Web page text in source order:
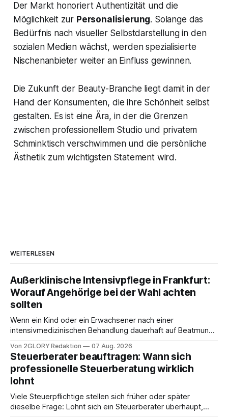
Der Markt honoriert Authentizität und die
Möglichkeit zur Personalisierung. Solange das
Bedürfnis nach visueller Selbstdarstellung in den
sozialen Medien wächst, werden spezialisierte
Nischenanbieter weiter an Einfluss gewinnen.
Die Zukunft der Beauty-Branche liegt damit in der
Hand der Konsumenten, die ihre Schönheit selbst
gestalten. Es ist eine Ära, in der die Grenzen
zwischen professionellem Studio und privatem
Schminktisch verschwimmen und die persönliche
Ästhetik zum wichtigsten Statement wird.
WEITERLESEN
Außerklinische Intensivpflege in Frankfurt:
Worauf Angehörige bei der Wahl achten
sollten
Wenn ein Kind oder ein Erwachsener nach einer
intensivmedizinischen Behandlung dauerhaft auf Beatmung
angewiesen ist, stellt sich für Familien eine schwierige
Frage: Muss die Versorgung dauerhaft in der Klinik bleiben –
oder ist ein Leben zu Hause möglich? Die außerklinische
Intensivpflege bietet genau diese Alternative: Sie
Von 2GLORY Redaktion 07 Aug. 2026
Steuerberater beauftragen: Wann sich
professionelle Steuerberatung wirklich
lohnt
Viele Steuerpflichtige stellen sich früher oder später
dieselbe Frage: Lohnt sich ein Steuerberater überhaupt,